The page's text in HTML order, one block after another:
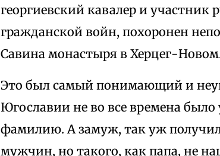
георгиевский кавалер и участник
гражданской войн, похоронен
Савина монастыря в Херцег-
Это был самый понимающий и
Югославии не во все времена
фамилию. А замуж, так уж
мужчин, но такого, как папа, не